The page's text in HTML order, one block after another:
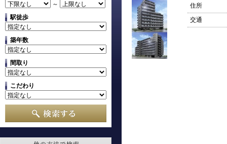
～
駅徒歩
築年数
間取り
こだわり
住所
交通